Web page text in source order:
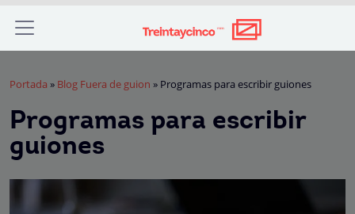
Portada » Blog Fuera de guion » Programas para escribir guiones
Programas para escribir
guiones